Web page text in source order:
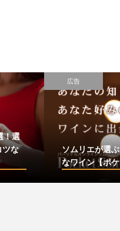
！選
ツな
広告
ソムリエが選
なワイン【ポケ